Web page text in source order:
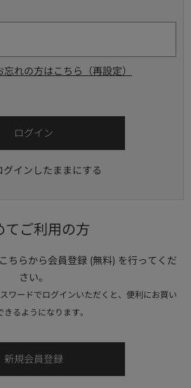
れの方はこちら（再設定）
グインしたままにする
てご利用の方
ちらから会員登録 (無料) を行ってくだ
さい。
ワードでログインいただくと、便利にお買い
きるようになります。